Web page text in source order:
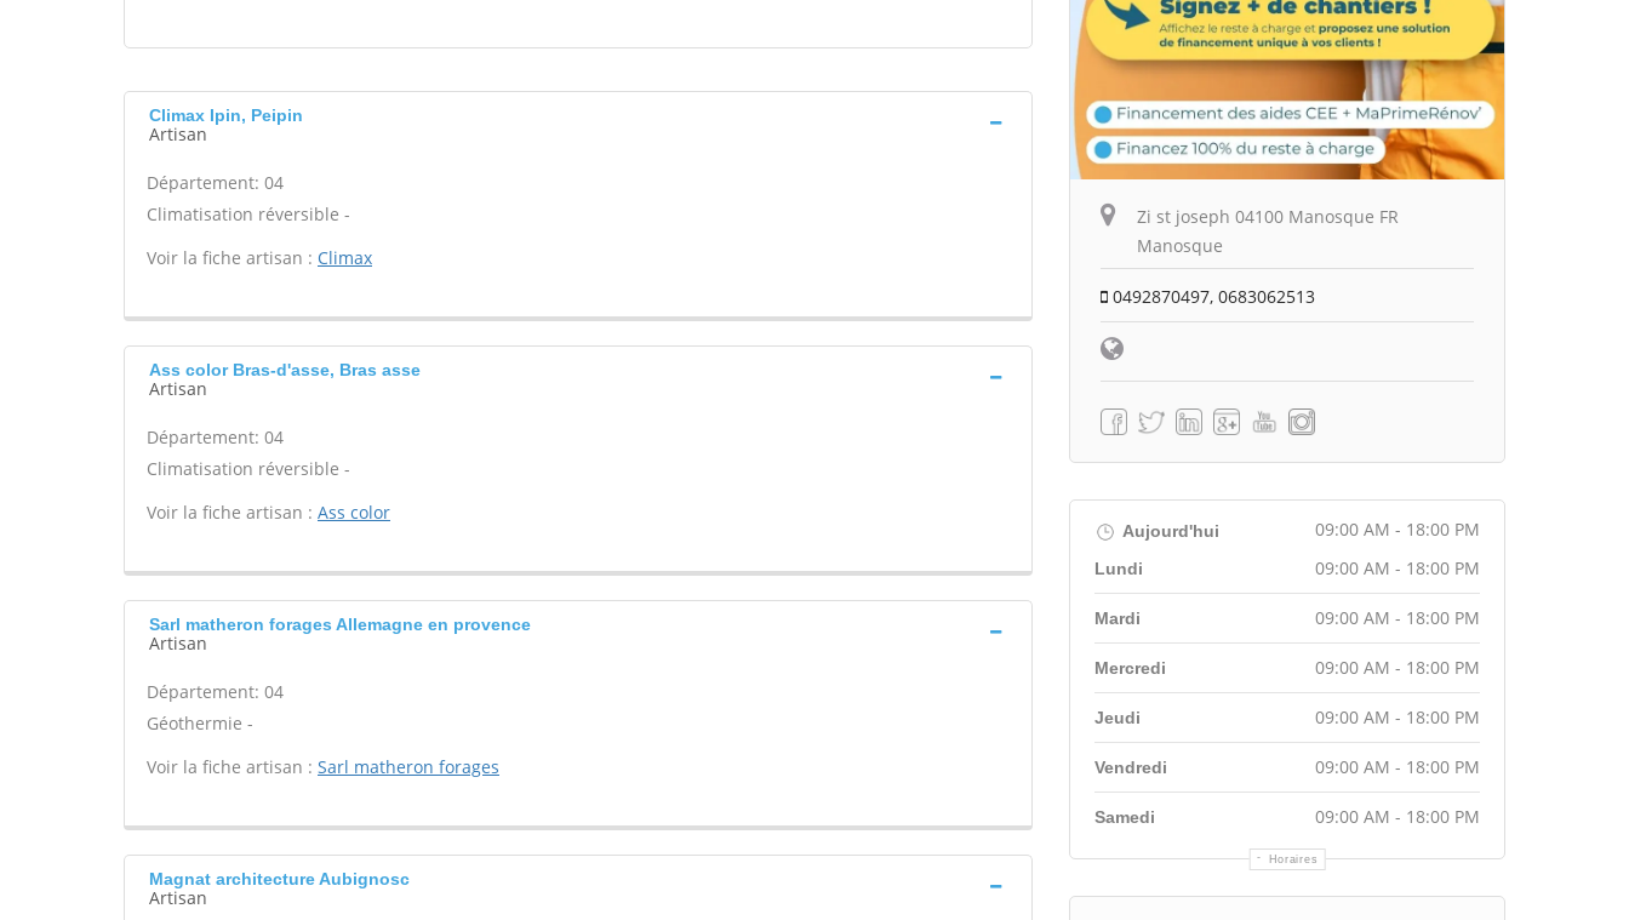
Climax Ipin, Peipin
Artisan
Département: 04
Climatisation réversible -
Voir la fiche artisan : Climax
Ass color Bras-d'asse, Bras asse
Artisan
Département: 04
Climatisation réversible -
Voir la fiche artisan : Ass color
Sarl matheron forages Allemagne en provence
Artisan
Département: 04
Géothermie -
Voir la fiche artisan : Sarl matheron forages
Magnat architecture Aubignosc
Artisan
Zi st joseph 04100 Manosque FR
Manosque
0492870497, 0683062513
Aujourd'hui 09:00 AM - 18:00 PM
Horaires
Lundi 09:00 AM - 18:00 PM
Mardi 09:00 AM - 18:00 PM
Mercredi 09:00 AM - 18:00 PM
Jeudi 09:00 AM - 18:00 PM
Vendredi 09:00 AM - 18:00 PM
Samedi 09:00 AM - 18:00 PM